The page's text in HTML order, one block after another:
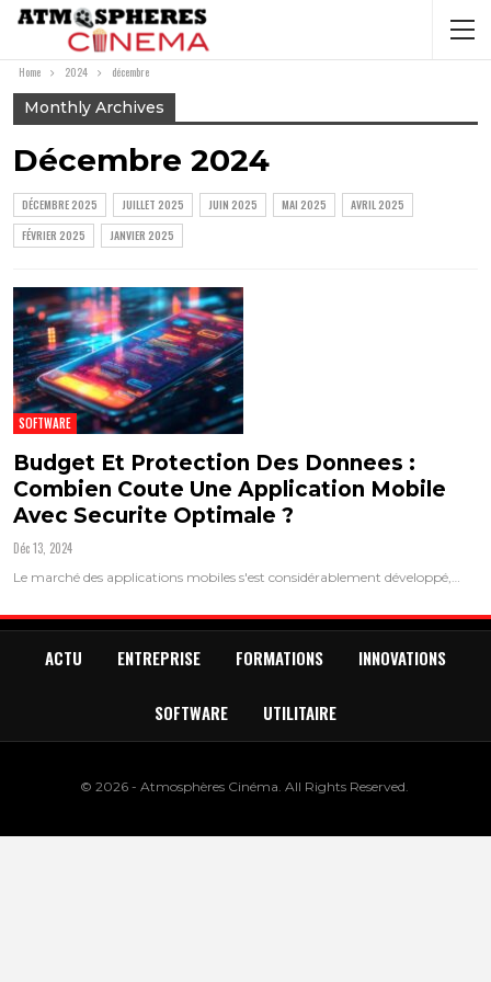
Home 2024 décembre
Monthly Archives
Décembre 2024
DÉCEMBRE 2025 JUILLET 2025 JUIN 2025 MAI 2025
AVRIL 2025
FÉVRIER 2025
JANVIER 2025
SOFTWARE
Budget Et Protection Des Donnees :
Combien Coute Une Application Mobile
Avec Securite Optimale ?
Déc 13, 2024
Le marché des applications mobiles s'est considérablement développé,…
ACTU ENTREPRISE FORMATIONS INNOVATIONS
SOFTWARE UTILITAIRE
© 2026 - Atmosphères Cinéma. All Rights Reserved.